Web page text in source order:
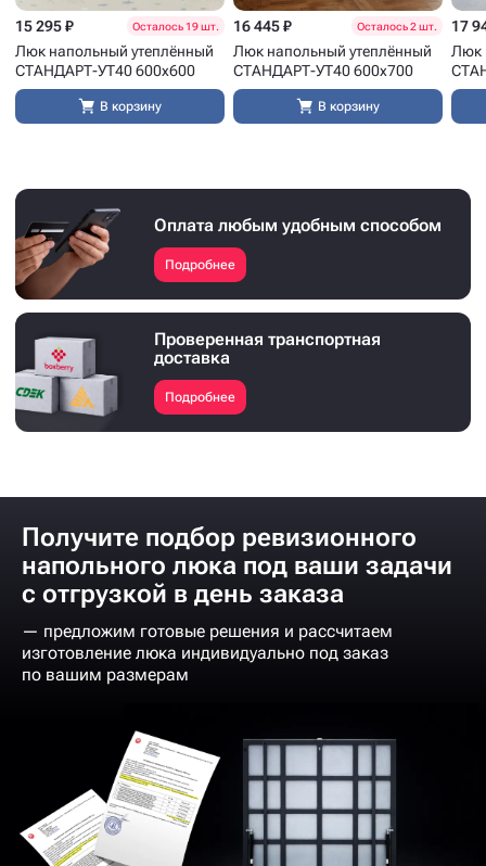
15 295 ₽ Осталось 19 шт.
Люк напольный утеплённый
СТАНДАРТ-УТ40 600x600
В корзину
16 445 ₽ Осталось 2 шт.
Люк напольный утеплённый
СТАНДАРТ-УТ40 600x700
В корзину
17
Люк
Оплата любым удобным способом
Подробнее
Проверенная транспортная
доставка
Подробнее
Получите подбор ревизионного
напольного люка под ваши задачи
с отгрузкой в день заказа
— предложим готовые решения и рассчитаем
изготовление люка индивидуально под заказ
по вашим размерам